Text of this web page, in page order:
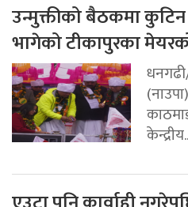
उन्मुक्तीको बैठकमा
भागेको टीकापुरका